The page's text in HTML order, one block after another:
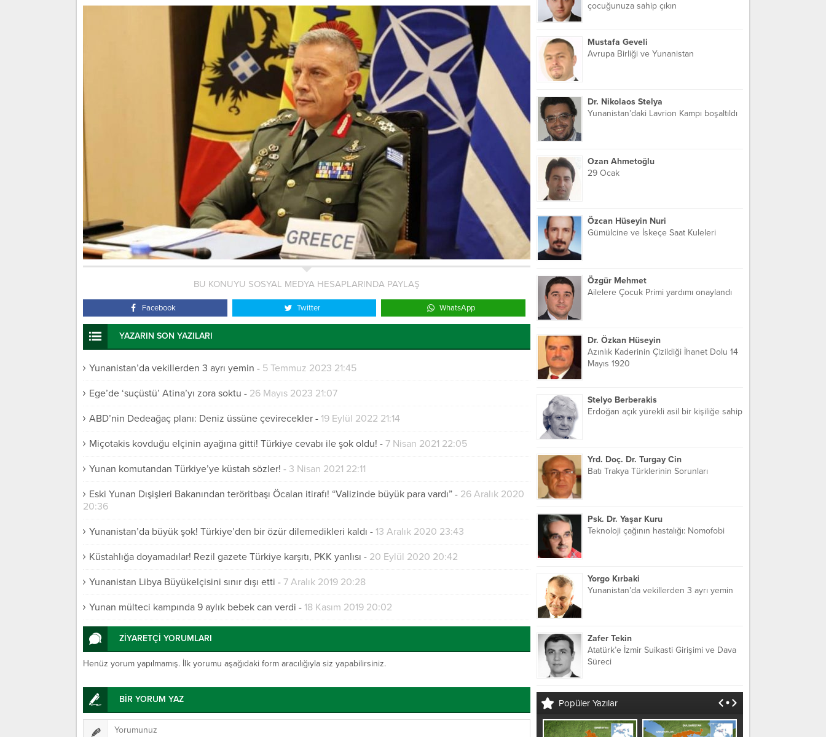
BU KONUYU SOSYAL MEDYA HESAPLARINDA PAYLAŞ
Facebook Twitter WhatsApp
YAZARIN SON YAZILARI
Yunanistan’da vekillerden 3 ayrı yemin - 5 Temmuz 2023 21:45
Ege’de ‘suçüstü’ Atina’yı zora soktu - 26 Mayıs 2023 21:07
ABD’nin Dedeağaç planı: Deniz üssüne çevirecekler - 19 Eylül 2022 21:14
Miçotakis kovduğu elçinin ayağına gitti! Türkiye cevabı ile şok oldu! - 7 Nisan 2021 22:05
Yunan komutandan Türkiye’ye küstah sözler! - 3 Nisan 2021 22:11
Eski Yunan Dışişleri Bakanından teröritbaşı Öcalan itirafı! “Valizinde büyük para vardı” - 26 Aralık 2020
20:36
Yunanistan’da büyük şok! Türkiye’den bir özür dilemedikleri kaldı - 13 Aralık 2020 23:43
Küstahlığa doyamadılar! Rezil gazete Türkiye karşıtı, PKK yanlısı - 20 Eylül 2020 20:42
Yunanistan Libya Büyükelçisini sınır dışı etti - 7 Aralık 2019 20:28
Yunan mülteci kampında 9 aylık bebek can verdi - 18 Kasım 2019 20:02
ZİYARETÇİ YORUMLARI
Henüz yorum yapılmamış. İlk yorumu aşağıdaki form aracılığıyla siz yapabilirsiniz.
BİR YORUM YAZ
çocuğunuza sahip çıkın
Mustafa Geveli
Avrupa Birliği ve Yunanistan
Dr. Nikolaos Stelya
Yunanistan’daki Lavrion Kampı boşaltıldı
Ozan Ahmetoğlu
29 Ocak
Özcan Hüseyin Nuri
Gümülcine ve İskeçe Saat Kuleleri
Özgür Mehmet
Ailelere Çocuk Primi yardımı onaylandı
Dr. Özkan Hüseyin
Azınlık Kaderinin Çizildiği İhanet Dolu 14
Mayıs 1920
Stelyo Berberakis
Erdoğan açık yürekli asil bir kişiliğe sahip
Yrd. Doç. Dr. Turgay Cin
Batı Trakya Türklerinin Sorunları
Psk. Dr. Yaşar Kuru
Teknoloji çağının hastalığı: Nomofobi
Yorgo Kırbaki
Yunanistan’da vekillerden 3 ayrı yemin
Zafer Tekin
Atatürk’e İzmir Suikasti Girişimi ve Dava
Süreci
Popüler Yazılar